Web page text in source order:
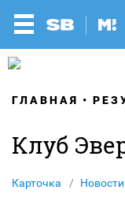
ГЛАВНАЯ
Клуб
Карточка Новости